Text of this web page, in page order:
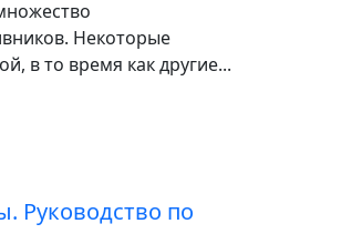
Некоторые
в то время как другие...
Руководство по